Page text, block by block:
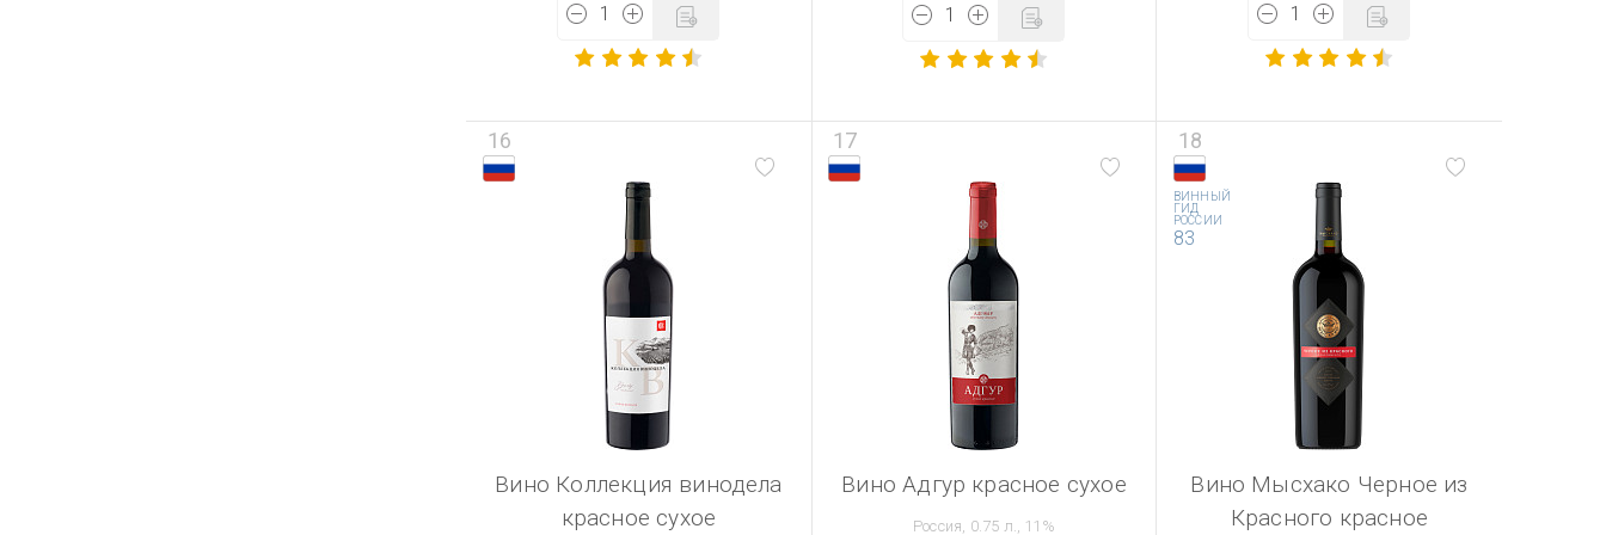
16
Вино Коллекция винодела
красное сухое
17
Вино Адгур красное сухое
Россия, 0.75 л., 11%
ВИННЫЙ
ГИД
РОССИИ
83
18
Вино Мысхако Черное из
Красного красное